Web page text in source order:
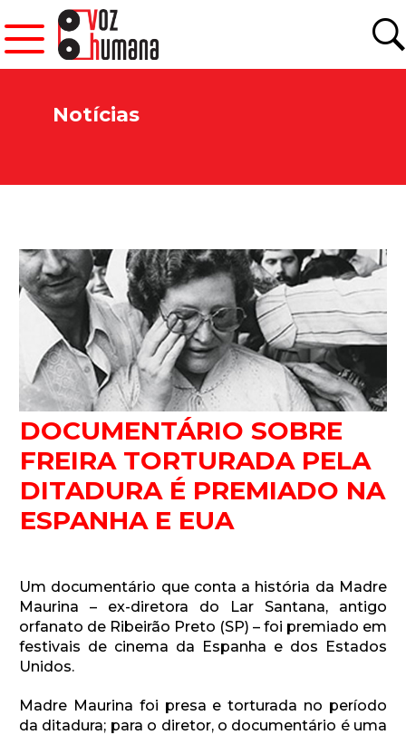
Notícias
DOCUMENTÁRIO SOBRE
FREIRA TORTURADA PELA
DITADURA É PREMIADO NA
ESPANHA E EUA
Um documentário que conta a história da Madre
Maurina – ex-diretora do Lar Santana, antigo
orfanato de Ribeirão Preto (SP) – foi premiado em
festivais de cinema da Espanha e dos Estados
Unidos.
Madre Maurina foi presa e torturada no período
da ditadura; para o diretor, o documentário é uma
Assine e receba os conteúdos no seu e-mail.
CADASTRAR
Desenvolvido por SendPulse